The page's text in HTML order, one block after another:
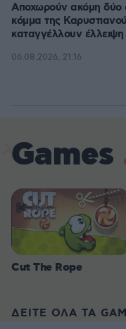
Αποχωρούν ακόμη δύο
κόμμα της
καταγγέλλουν
06.08.2026, 21:16
Games
Cut The Rope
ΔΕΙΤΕ ΟΛΑ ΤΑ